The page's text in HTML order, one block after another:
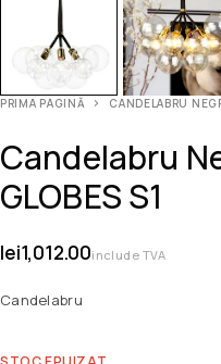
PRIMA PAGINĂ CANDELABRU
Candelabru
GLOBES S1
lei1,012.00include TVA
Candelabru